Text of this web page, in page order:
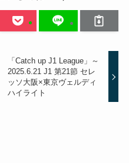
「Catch up J1 League」～
2025.6.21 J1 第21節 セレ
ッソ大阪×東京ヴェルディ
ハイライト